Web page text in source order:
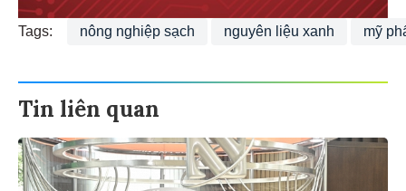
Tags: nông nghiệp sạch nguyên liệu xanh mỹ
Tin liên quan